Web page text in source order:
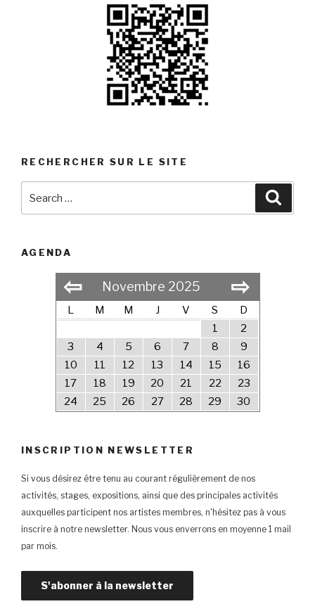
RECHERCHER SUR LE SITE
AGENDA
⇦ Novembre 2025 ⇨
L M M J V S
D
1
2
3
4 5 6 7 8
9
10
11 12 13 14 15
16
17
18 19 20 21 22
23
24
25 26 27 28 29 30
INSCRIPTION NEWSLETTER
Si vous désirez être tenu au courant régulièrement de nos
activités, stages, expositions, ainsi que des principales activités
auxquelles participent nos artistes membres, n'hésitez pas à vous
inscrire à notre newsletter. Nous vous enverrons en moyenne 1 mail
par mois.